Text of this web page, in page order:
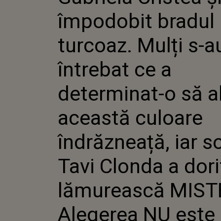
ALEAGĂ
SOȚIA
NU ESTE
ATENT
ALES CA
împodobit bradul
turcoaz. Mulți s-
întrebat ce a
determinat-o să
această culoare
îndrăzneață, iar
Tavi Clonda a
lămurească
Alegerea NU este